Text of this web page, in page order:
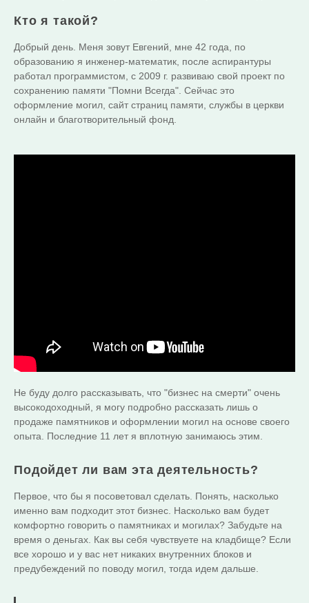
Кто я такой?
Добрый день. Меня зовут Евгений, мне 42 года, по
образованию я инженер-математик, после аспирантуры
работал программистом, с 2009 г. развиваю свой проект по
сохранению памяти "Помни Всегда". Сейчас это
оформление могил, сайт страниц памяти, службы в церкви
онлайн и благотворительный фонд.
Не буду долго рассказывать, что "бизнес на смерти" очень
высокодоходный, я могу подробно рассказать лишь о
продаже памятников и оформлении могил на основе своего
опыта. Последние 11 лет я вплотную занимаюсь этим.
Подойдет ли вам эта деятельность?
Первое, что бы я посоветовал сделать. Понять, насколько
именно вам подходит этот бизнес. Насколько вам будет
комфортно говорить о памятниках и могилах? Забудьте на
время о деньгах. Как вы себя чувствуете на кладбище? Если
все хорошо и у вас нет никаких внутренних блоков и
предубеждений по поводу могил, тогда идем дальше.